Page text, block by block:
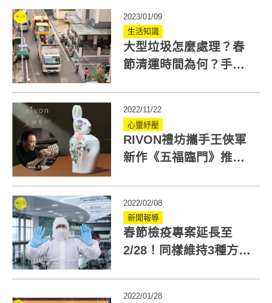
2023/01/09
生活知識
大型垃圾怎麼處理？春
節清運時間為何？手
2022/11/22
心靈紓壓
RIVON禮坊攜手王俠軍
新作《五福臨門》推出
2022/02/08
新聞報導
春節檢疫專案延長至
2/28！同樣維持3種方
2022/01/28